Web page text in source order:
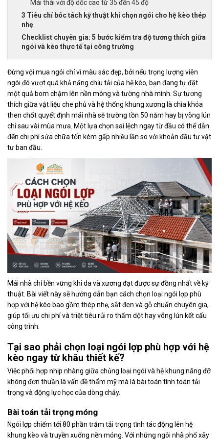
Mái thái với độ dốc cao từ 35 đến 45 độ
3 Tiêu chí bóc tách kỹ thuật khi chọn ngói cho hệ kèo thép
nhẹ
Checklist chuyên gia: 5 bước kiểm tra độ tương thích giữa
ngói và kèo thực tế tại công trường
Đừng vội mua ngói chỉ vì màu sắc đẹp, bởi nếu trọng lượng viên
ngói đó vượt quá khả năng chịu tải của hệ kèo, bạn đang tự đặt
một quả bom chậm lên nền móng và tường nhà mình. Sự tương
thích giữa vật liệu che phủ và hệ thống khung xương là chìa khóa
then chốt quyết định mái nhà sẽ trường tồn 50 năm hay bị võng lún
chỉ sau vài mùa mưa. Một lựa chọn sai lệch ngay từ đầu có thể dẫn
đến chi phí sửa chữa tốn kém gấp nhiều lần so với khoản đầu tư vật
tư ban đầu.
Mái nhà chỉ bền vững khi da và xương đạt được sự đồng nhất về kỹ
thuật. Bài viết này sẽ hướng dẫn bạn cách chọn loại ngói lợp phù
hợp với hệ kèo bao gồm thép nhẹ, sắt đen và gỗ chuẩn chuyên gia,
giúp tối ưu chi phí và triệt tiêu rủi ro thấm dột hay võng lún kết cấu
công trình.
Tại sao phải chọn loại ngói lợp phù hợp với hệ
kèo ngay từ khâu thiết kế?
Việc phối hợp nhịp nhàng giữa chủng loại ngói và hệ khung nâng đỡ
không đơn thuần là vấn đề thẩm mỹ mà là bài toán tính toán tải
trọng và động lực học của dòng chảy.
Bài toán tải trọng móng
Ngói lợp chiếm tới 80 phần trăm tải trọng tĩnh tác động lên hệ
khung kèo và truyền xuống nền móng. Với những ngôi nhà phố xây